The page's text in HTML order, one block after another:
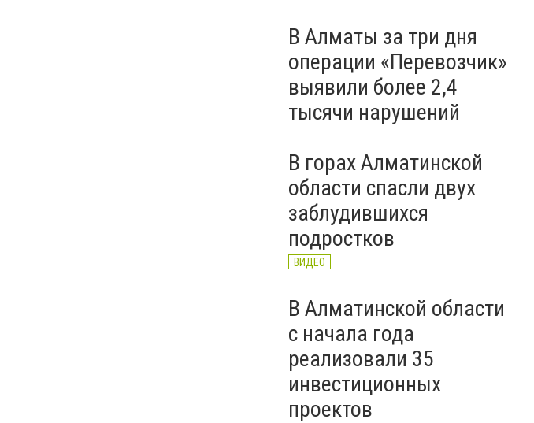
В Алматы за три дня
операции «Перевозчик»
выявили более 2,4
тысячи нарушений
В горах Алматинской
области спасли двух
заблудившихся
подростков
ВИДЕО
В Алматинской области
с начала года
реализовали 35
инвестиционных
проектов